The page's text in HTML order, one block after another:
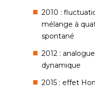
2010 :
mélange à
spontané
2012 :
dynamique
2015 : effet